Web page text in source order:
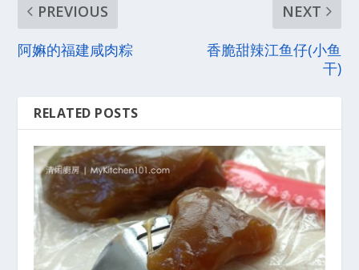
PREVIOUS
阿嫲的福建咸肉粽
NEXT
香脆甜辣江鱼仔(小鱼
干)
RELATED POSTS